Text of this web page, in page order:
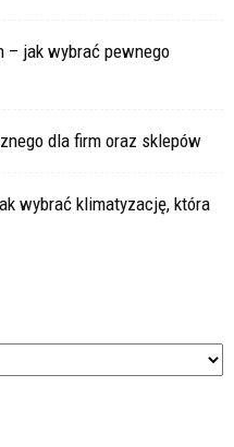
– jak wybrać pewnego
dla firm oraz sklepów
wybrać klimatyzację, która